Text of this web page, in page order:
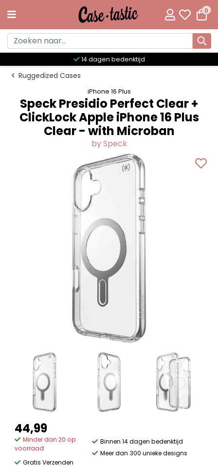
0
Meer dan 300 unieke designs
Ruggedized Cases
iPhone 16 Plus
Speck Presidio Perfect Clear +
ClickLock Apple iPhone 16 Plus
Clear - with Microban
by Speck
44,99
Minder dan 20 op
voorraad
Gratis Verzenden
Binnen 14 dagen bedenktijd
Meer dan 300 unieke designs